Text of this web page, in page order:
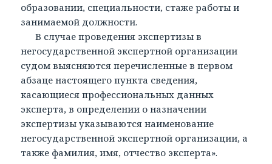
образовании, специальности, стаже работы и
занимаемой должности.
В случае проведения экспертизы в
негосударственной экспертной организации
судом выясняются перечисленные в первом
абзаце настоящего пункта сведения,
касающиеся профессиональных данных
эксперта, в определении о назначении
экспертизы указываются наименование
негосударственной экспертной организации, а
также фамилия, имя, отчество эксперта».